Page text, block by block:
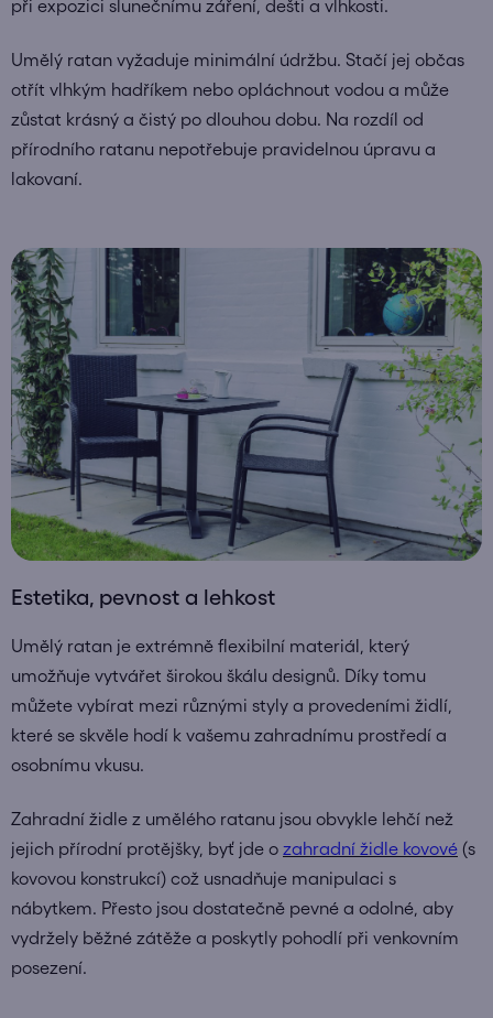
při expozici slunečnímu záření, dešti a vlhkosti.
Umělý ratan vyžaduje minimální údržbu. Stačí jej občas
otřít vlhkým hadříkem nebo opláchnout vodou a může
zůstat krásný a čistý po dlouhou dobu. Na rozdíl od
přírodního ratanu nepotřebuje pravidelnou úpravu a
lakovaní.
Estetika, pevnost a lehkost
Umělý ratan je extrémně flexibilní materiál, který
umožňuje vytvářet širokou škálu designů. Díky tomu
můžete vybírat mezi různými styly a provedeními židlí,
které se skvěle hodí k vašemu zahradnímu prostředí a
osobnímu vkusu.
Zahradní židle z umělého ratanu jsou obvykle lehčí než
jejich přírodní protějšky, byť jde o zahradní židle kovové (s
kovovou konstrukcí) což usnadňuje manipulaci s
nábytkem. Přesto jsou dostatečně pevné a odolné, aby
vydržely běžné zátěže a poskytly pohodlí při venkovním
posezení.